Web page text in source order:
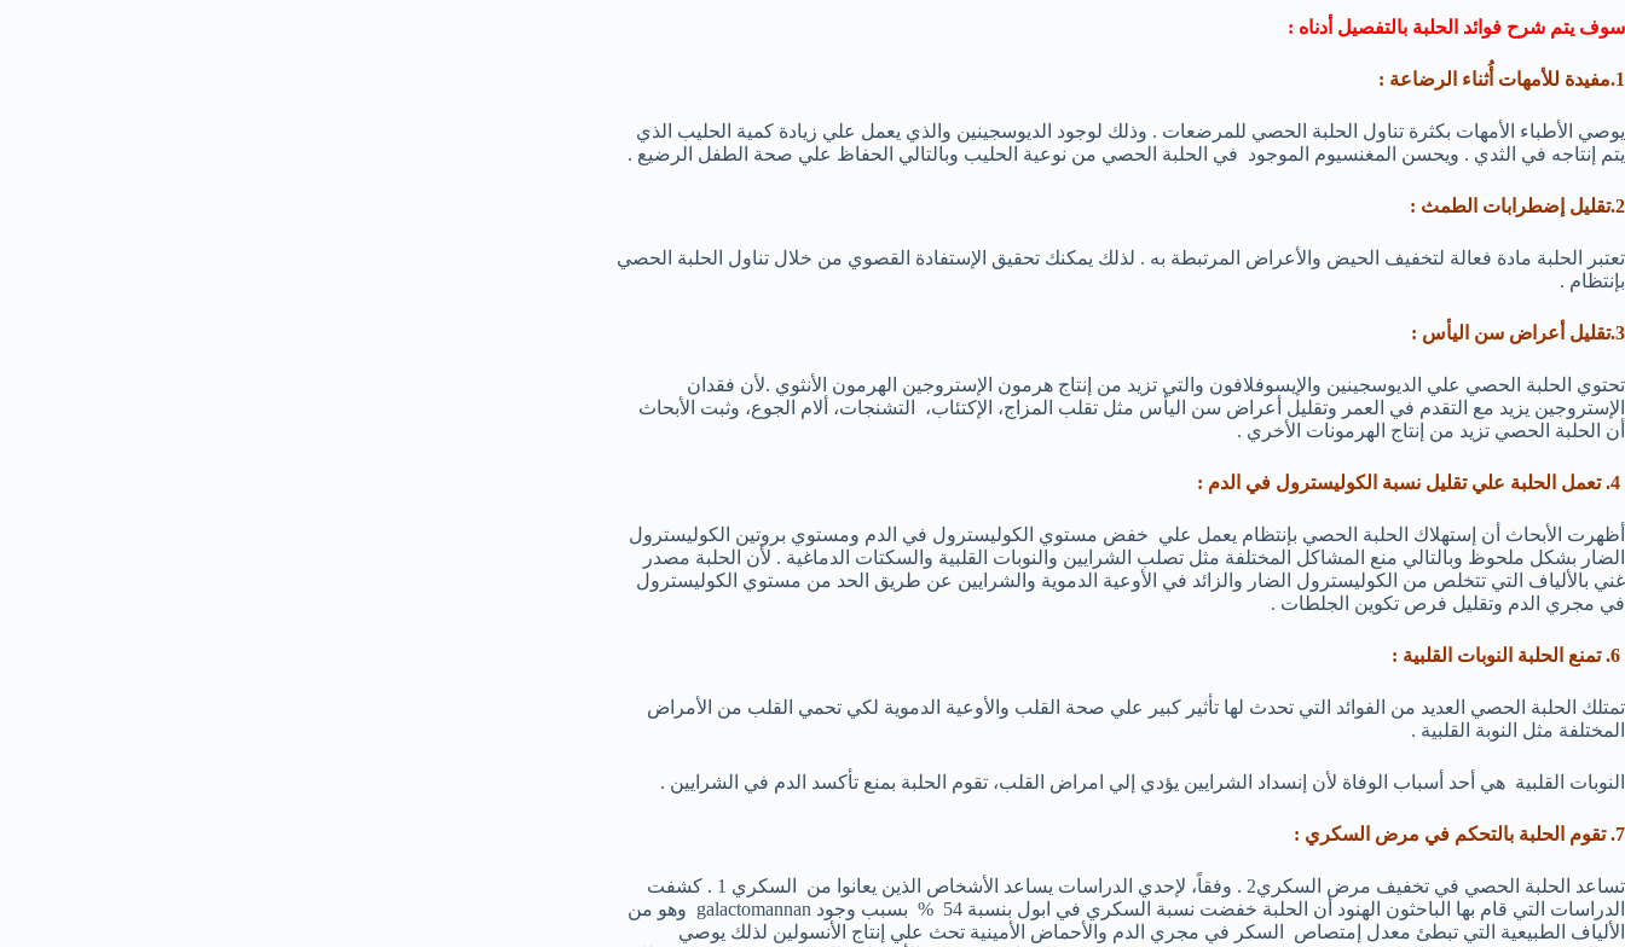
سوف يتم شرح فوائد الحلبة بالتفصيل أدناه :
1.مفيدة للأمهات أُثناء الرضاعة :
يوصي الأطباء الأمهات بكثرة تناول الحلبة الحصي للمرضعات . وذلك لوجود الديوسجينين والذي يعمل علي زيادة كمية الحليب الذي
يتم إنتاجه في الثدي . ويحسن المغنسيوم الموجود في الحلبة الحصي من نوعية الحليب وبالتالي الحفاظ علي صحة الطفل الرضيع .
2.تقليل إضطرابات الطمث :
تعتبر الحلبة مادة فعالة لتخفيف الحيض والأعراض المرتبطة به . لذلك يمكنك تحقيق الإستفادة القصوي من خلال تناول الحلبة الحصي
بإنتظام .
3.تقليل أعراض سن اليأس :
تحتوي الحلبة الحصي علي الديوسجينين والإيسوفلافون والتي تزيد من إنتاج هرمون الإستروجين الهرمون الأنثوي .لأن فقدان
الإستروجين يزيد مع التقدم في العمر وتقليل أعراض سن اليأس مثل تقلب المزاج، الإكتئاب، التشنجات، ألام الجوع، وثبت الأبحاث
أن الحلبة الحصي تزيد من إنتاج الهرمونات الأخري .
أظهرت الأبحاث أن إستهلاك الحلبة الحصي بإنتظام يعمل علي خفض مستوي الكوليسترول في الدم ومستوي بروتين الكوليسترول
الضار بشكل ملحوظ وبالتالي منع المشاكل المختلفة مثل تصلب الشرايين والنوبات القلبية والسكتات الدماغية . لأن الحلبة مصدر
غني بالألياف التي تتخلص من الكوليسترول الضار والزائد في الأوعية الدموية والشرايين عن طريق الحد من مستوي الكوليسترول
في مجري الدم وتقليل فرص تكوين الجلطات .
تمتلك الحلبة الحصي العديد من الفوائد التي تحدث لها تأثير كبير علي صحة القلب والأوعية الدموية لكي تحمي القلب من الأمراض
المختلفة مثل النوبة القلبية .
النوبات القلبية هي أحد أسباب الوفاة لأن إنسداد الشرايين يؤدي إلي امراض القلب، تقوم الحلبة بمنع تأكسد الدم في الشرايين .
7. تقوم الحلبة بالتحكم في مرض السكري :
تساعد الحلبة الحصي في تخفيف مرض السكري2 . وفقاً، لإحدي الدراسات يساعد الأشخاص الذين يعانوا من السكري 1 . كشفت
الدراسات التي قام بها الباحثون الهنود أن الحلبة خفضت نسبة السكري في ابول بنسبة 54 % بسبب وجود galactomannan وهو من
الألياف الطبيعية التي تبطئ معدل إمتصاص السكر في مجري الدم والأحماض الأمينية تحث علي إنتاج الأنسولين لذلك يوصي